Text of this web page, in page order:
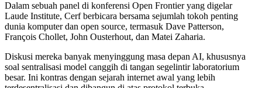
Dalam sebuah panel di konferensi Open Frontier yang digelar
Laude Institute, Cerf berbicara bersama sejumlah tokoh penting
dunia komputer dan open source, termasuk Dave Patterson,
François Chollet, John Ousterhout, dan Matei Zaharia.
Diskusi mereka banyak menyinggung masa depan AI, khususnya
soal sentralisasi model canggih di tangan segelintir laboratorium
besar. Ini kontras dengan sejarah internet awal yang lebih